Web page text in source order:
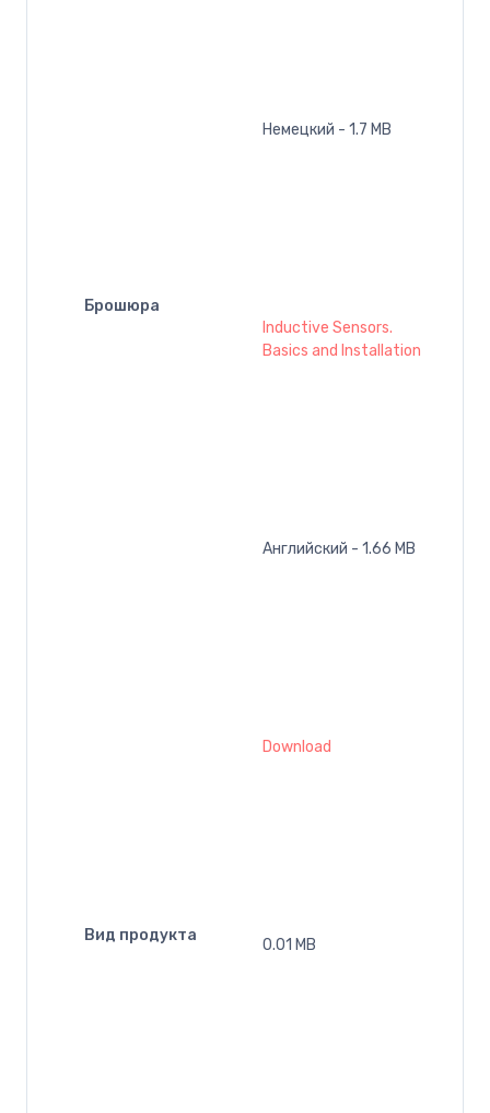
Брошюра
Немецкий - 1.7 MB
Inductive Sensors.
Basics and Installation
Английский - 1.66 MB
Вид продукта
Download
0.01 MB